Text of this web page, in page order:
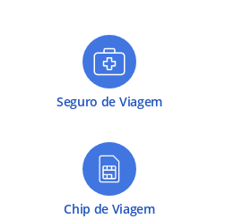
Seguro de Viagem
Chip de Viagem